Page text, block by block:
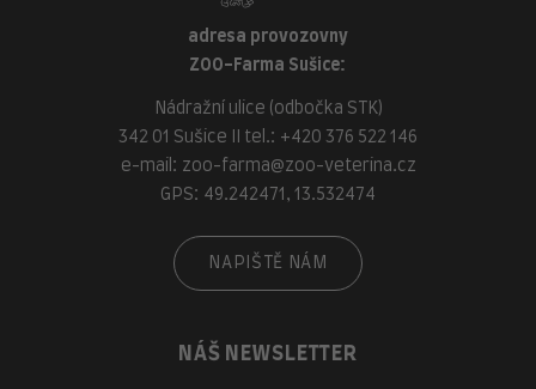
adresa provozovny
ZOO-Farma Sušice:
Nádražní ulice (odbočka STK)
342 01 Sušice II tel.: +420 376 522 146
e-mail: zoo-farma@zoo-veterina.cz
GPS: 49.242471, 13.532474
NAPIŠTĚ NÁM
NÁŠ NEWSLETTER